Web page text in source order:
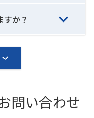
すか？
問い合わせ